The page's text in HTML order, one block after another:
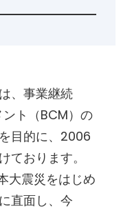
は、事業継続
ント（BCM）の
目的に、2006
ております。
大震災をはじめ
直面し、今